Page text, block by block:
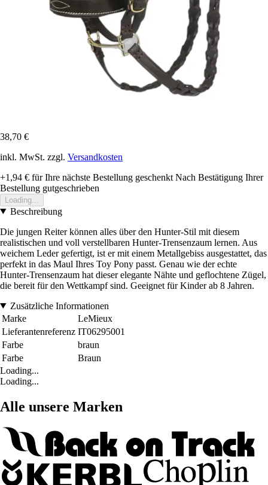
38,70 €
inkl. MwSt. zzgl. Versandkosten
+1,94 € für Ihre nächste Bestellung geschenkt Nach Bestätigung Ihrer
Bestellung gutgeschrieben
Loading...
Beschreibung
Die jungen Reiter können alles über den Hunter-Stil mit diesem
realistischen und voll verstellbaren Hunter-Trensenzaum lernen. Aus
weichem Leder gefertigt, ist er mit einem Metallgebiss ausgestattet, das
perfekt in das Maul Ihres Toy Pony passt. Genau wie der echte
Hunter-Trensenzaum hat dieser elegante Nähte und geflochtene Zügel,
die bereit für den Wettkampf sind. Geeignet für Kinder ab 8 Jahren.
Zusätzliche Informationen
Marke
LeMieux
Lieferantenreferenz IT06295001
Farbe
braun
Farbe
Braun
Loading...
Loading...
Alle unsere Marken